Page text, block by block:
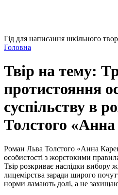
Гід для написання шкільного
Головна
Твір на тему:
протистояння
суспільству в
Толстого
Роман Льва Толстого «Анна
особистості з жорстокими
Твір розкриває наслідки вибору
лицемірства заради щирого
норми ламають долі, а не